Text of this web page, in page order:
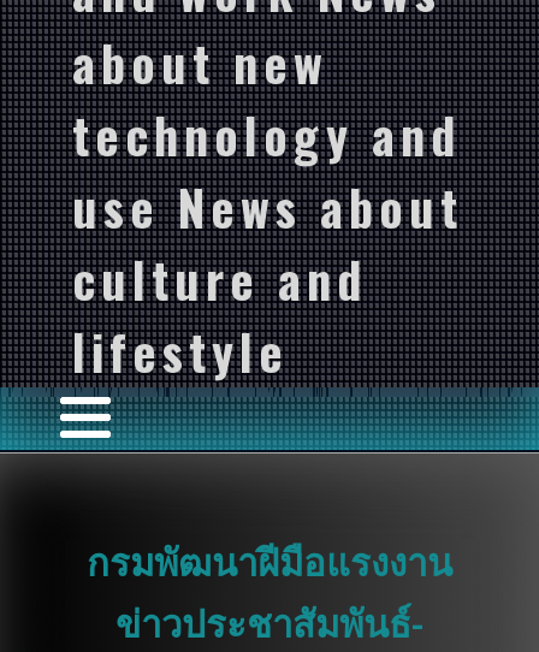
about new
technology and
use News about
culture and
lifestyle
กรมพัฒนาฝีมือแรงงาน
ข่าวประชาสัมพันธ์-